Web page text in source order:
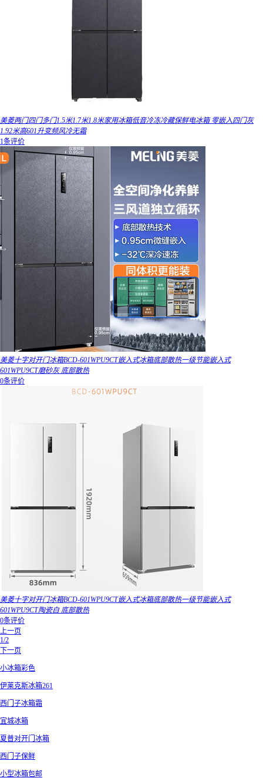
美菱两门四门多门1.5米1.7米1.8米家用冰箱低音冷冻冷藏保鲜电冰箱 零嵌入四门灰
1.92米高601升变频风冷无霜
1条评价
美菱十字对开门冰箱BCD-601WPU9CT嵌入式冰箱底部散热一级节能嵌入式
601WPU9CT磨砂灰 底部散热
0条评价
美菱十字对开门冰箱BCD-601WPU9CT嵌入式冰箱底部散热一级节能嵌入式
601WPU9CT陶瓷白 底部散热
0条评价
上一页
1/2
下一页
小冰箱彩色
伊莱克斯冰箱261
西门子冰箱霜
宜城冰箱
夏普对开门冰箱
西门子保鲜
小型冰箱包邮